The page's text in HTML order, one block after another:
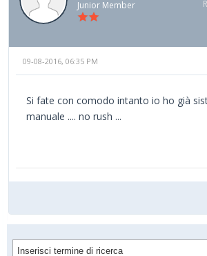
Junior Member
09-08-2016, 06:35 PM
Si fate con comodo intanto io ho già
manuale .... no rush ...